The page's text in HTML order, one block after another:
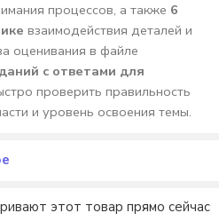
процессов, а также 6
взаимодействия деталей и
оценивания в файле
с ответами для
проверить правильность
и уровень освоения темы.
этот товар прямо сейчас